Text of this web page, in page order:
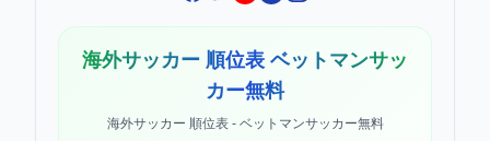
海外サッカー 順位表 ベットマンサッ
カー無料
海外サッカー 順位表 - ベットマンサッカー無料